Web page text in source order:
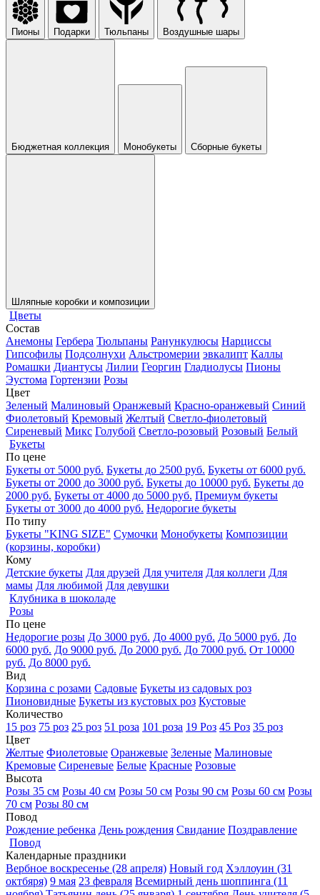
Пионы Подарки Тюльпаны Воздушные шары
Бюджетная коллекция Монобукеты Сборные букеты
Шляпные коробки и композиции
Цветы
Состав
Анемоны Гербера Тюльпаны Ранункулюсы Нарциссы
Гипсофилы Подсолнухи Альстромерии эвкалипт Каллы
Ромашки Диантусы Лилии Георгин Гладиолусы Пионы
Эустома Гортензии Розы
Цвет
Зеленый Малиновый Оранжевый Красно-оранжевый Синий
Фиолетовый Кремовый Желтый Светло-фиолетовый
Сиреневый Микс Голубой Светло-розовый Розовый Белый
Букеты
По цене
Букеты от 5000 руб. Букеты до 2500 руб. Букеты от 6000 руб.
Букеты от 2000 до 3000 руб. Букеты до 10000 руб. Букеты до
2000 руб. Букеты от 4000 до 5000 руб. Премиум букеты
Букеты от 3000 до 4000 руб. Недорогие букеты
По типу
Букеты "KING SIZE" Сумочки Монобукеты Композиции
(корзины, коробки)
Кому
Детские букеты Для друзей Для учителя Для коллеги Для
мамы Для любимой Для девушки
Клубника в шоколаде
Розы
По цене
Недорогие розы До 3000 руб. До 4000 руб. До 5000 руб. До
6000 руб. До 9000 руб. До 2000 руб. До 7000 руб. От 10000
руб. До 8000 руб.
Вид
Корзина с розами Садовые Букеты из садовых роз
Пионовидные Букеты из кустовых роз Кустовые
Количество
15 роз 75 роз 25 роз 51 роза 101 роза 19 Роз 45 Роз 35 роз
Цвет
Желтые Фиолетовые Оранжевые Зеленые Малиновые
Кремовые Сиреневые Белые Красные Розовые
Высота
Розы 35 см Розы 40 см Розы 50 см Розы 90 см Розы 60 см Розы
70 см Розы 80 см
Повод
Рождение ребенка День рождения Свидание Поздравление
Повод
Календарные праздники
Вербное воскресенье (28 апреля) Новый год Хэллоуин (31
октбяря) 9 мая 23 февраля Всемирный день шоппинга (11